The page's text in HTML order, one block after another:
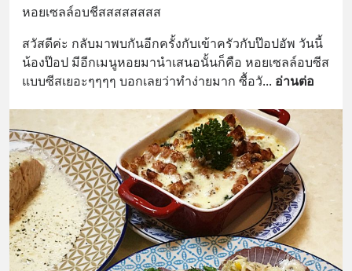
หอยเซลล์อบชีสสสสสสสส
สวัสดีค่ะ กลับมาพบกันอีกครั้งกับเข้าครัวกับป๊อปอัพ วันนี้
น้องป๊อป มีอีกเมนูหอยมานำเสนอนั้นก็คือ หอยเซลล์อบซีส
แบบซีสเยอะๆๆๆๆ บอกเลยว่าทำง่ายมาก ซื้อวั... อ่านต่อ